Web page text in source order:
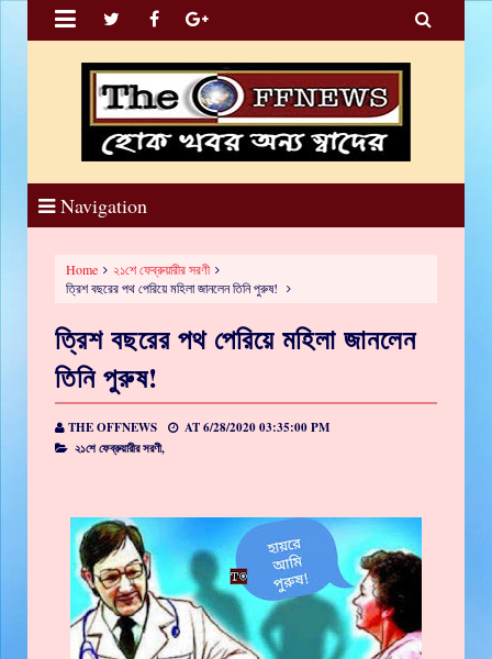
 
Navigation
Home
২১শে ফেব্রুয়ারীর সরণী
ত্রিশ বছরের পথ পেরিয়ে মহিলা জানলেন তিনি পুরুষ!
ত্রিশ বছরের পথ পেরিয়ে মহিলা জানলেন
তিনি পুরুষ!
THE OFFNEWS AT6/28/2020 03:35:00 PM
২১শে ফেব্রুয়ারীর সরণী,